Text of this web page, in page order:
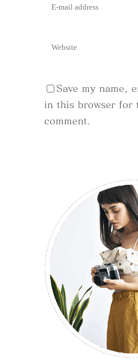
Save my name,
in this browser for
comment.